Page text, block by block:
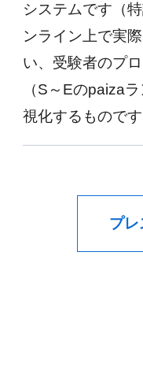
システムです（
ンライン上で実
い、受験者のプ
（S～Eのpaiza
視化するものです
プレ